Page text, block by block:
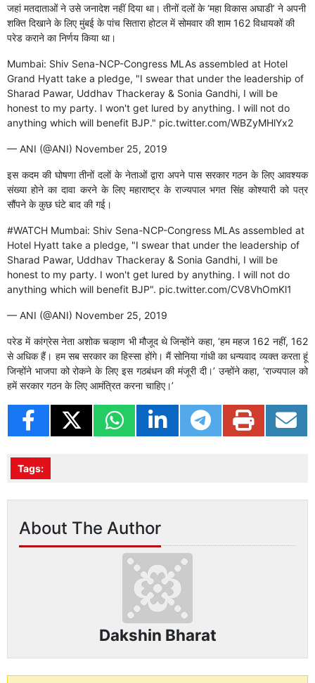
जहां मतदाताओं ने उसे जनादेश नहीं दिया था। तीनों दलों के ‘महा विकास अघाडी’ ने अपनी
शक्ति दिखाने के लिए मुंबई के पांच सितारा होटल में सोमवार की शाम 162 विधायकों की
परेड कराने का निर्णय किया था।
Mumbai: Shiv Sena-NCP-Congress MLAs assembled at Hotel
Grand Hyatt take a pledge, "I swear that under the leadership of
Sharad Pawar, Uddhav Thackeray & Sonia Gandhi, I will be
honest to my party. I won't get lured by anything. I will not do
anything which will benefit BJP." pic.twitter.com/WBZyMHlYx2
— ANI (@ANI) November 25, 2019
इस कदम की घोषणा तीनों दलों के नेताओं द्वारा अपने पास सरकार गठन के लिए आवश्यक
संख्या होने का दावा करने के लिए महाराष्ट्र के राज्यपाल भगत सिंह कोश्यारी को पत्र
सौंपने के कुछ घंटे बाद की गई।
#WATCH Mumbai: Shiv Sena-NCP-Congress MLAs assembled at
Hotel Hyatt take a pledge, "I swear that under the leadership of
Sharad Pawar, Uddhav Thackeray & Sonia Gandhi, I will be
honest to my party. I won't get lured by anything. I will not do
anything which will benefit BJP". pic.twitter.com/CV8VhOmKl1
— ANI (@ANI) November 25, 2019
परेड में कांग्रेस नेता अशोक चव्हाण भी मौजूद थे जिन्होंने कहा, ‘हम महज 162 नहीं, 162
से अधिक हैं। हम सब सरकार का हिस्सा होंगे। मैं सोनिया गांधी का धन्यवाद व्यक्त करता हूं
जिन्होंने भाजपा को रोकने के लिए इस गठबंधन की मंजूरी दी।’ उन्होंने कहा, ‘राज्यपाल को
हमें सरकार गठन के लिए आमंत्रित करना चाहिए।’
Tags:
About The Author
Dakshin Bharat